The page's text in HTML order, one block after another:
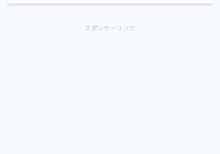
スポンサーリンク